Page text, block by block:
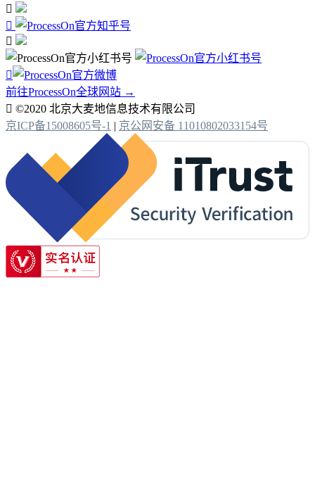




前往ProcessOn全球网站 →
 ©2020 北京大麦地信息技术有限公司
京ICP备15008605号-1 | 京公网安备 11010802033154号